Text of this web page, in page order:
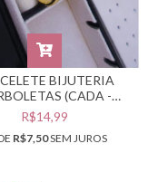
BIJUTERIA
(CADA -
A COR
#PB0301715
R$14,99
R$7,50SEM JUROS